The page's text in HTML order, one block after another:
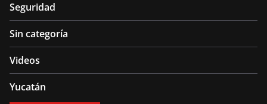
Seguridad
Sin categoría
Videos
Yucatán